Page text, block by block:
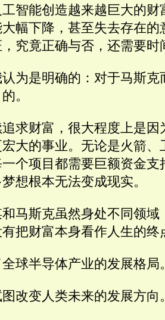
智能创造越来越巨大的财
幅下降，甚至失去存在的
究竟正确与否，还需要时
为是明确的：对于马斯克
。
求财富，很大程度上是因
大的事业。无论是火箭、
个项目都需要巨额资金支
想根本无法变成现实。
马斯克虽然身处不同领域
把财富本身看作人生的终
球半导体产业的发展格局
改变人类未来的发展方向